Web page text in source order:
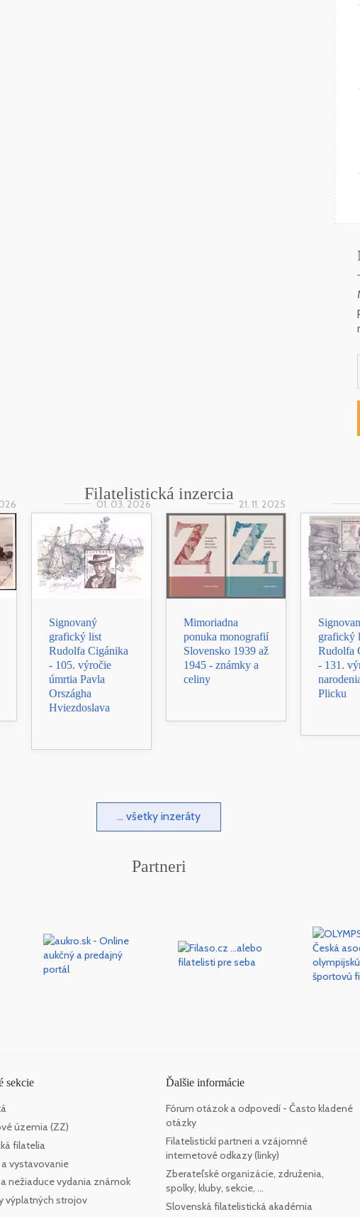
Filatelistická inzercia
01. 03. 2026
Signovaný
grafický list
Rudolfa Cigánika
- 105. výročie
úmrtia Pavla
Országha
Hviezdoslava
21. 11. 2025
Mimoriadna
ponuka monografií
Slovensko 1939 až
1945 - známky a
celiny
grafický
Rudolfa
- 131.
Plicku
... všetky inzeráty
Partneri
sekcie
územia (ZZ)
filatelia
vystavovanie
nežiaduce vydania známok
výplatných strojov
Ďalšie informácie
Fórum otázok a odpovedí - Často kladené
otázky
Filatelistickí partneri a vzájomné
internetové odkazy (linky)
Zberateľské organizácie, združenia,
spolky, kluby, sekcie, ...
Slovenská filatelistická akadémia